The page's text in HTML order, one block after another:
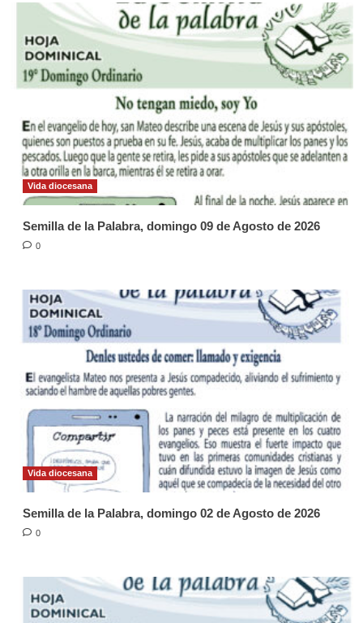
Vida diocesana
Semilla de la Palabra, domingo 09 de Agosto de 2026
0
Vida diocesana
Semilla de la Palabra, domingo 02 de Agosto de 2026
0